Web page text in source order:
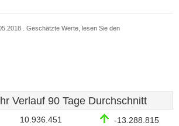
. Geschätzte Werte, lesen Sie den
Verlauf 90 Tage Durchschnitt
10.936.451 -13.288.815